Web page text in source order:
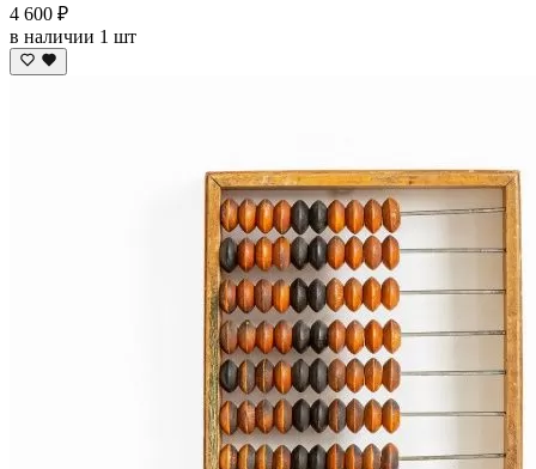
4 600 ₽
в наличии 1 шт